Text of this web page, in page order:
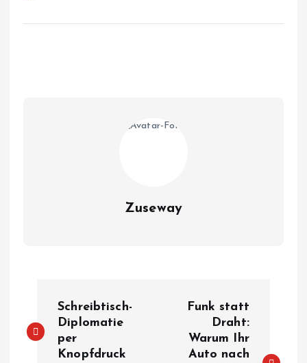
Zuseway
e
Schreibtisch-
Diplomatie
per
Knopfdruck
Funk statt
Draht:
Warum Ihr
Auto nach